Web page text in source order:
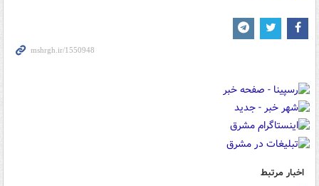
اخبار مرتبط